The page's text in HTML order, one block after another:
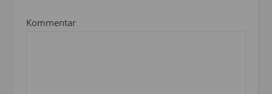
Kommentar